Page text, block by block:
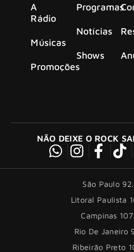
A
Rádio
Músicas
Promoções
Programas
Notícias
Shows
NÃO DEIXE O ROCK
São Paulo
Litoral Paulista
Campinas
Rio De Janeiro
Ribeirão Preto